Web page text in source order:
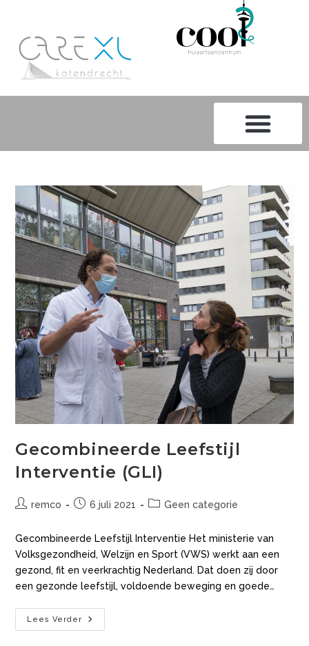
Gecombineerde Leefstijl
Interventie (GLI)
remco 6 juli 2021 Geen categorie
Gecombineerde Leefstijl Interventie Het ministerie van
Volksgezondheid, Welzijn en Sport (VWS) werkt aan een
gezond, fit en veerkrachtig Nederland. Dat doen zij door
een gezonde leefstijl, voldoende beweging en goede…
Lees Verder